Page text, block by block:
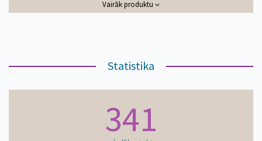
Vairāk produktu
Statistika
341